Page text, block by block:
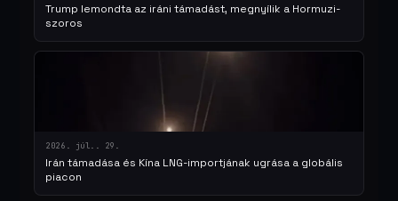
Trump lemondta az iráni támadást, megnyílik a Hormuzi-
szoros
2026. júl.. 29.
Irán támadása és Kína LNG-importjának ugrása a globális
piacon